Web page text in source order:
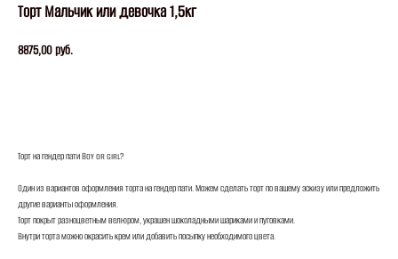
Торт Мальчик или девочка 1,5кг
8875,00 руб.
Торт на гендер пати Boy or girl?
Один из вариантов оформления торта на гендер пати. Можем сделать торт по вашему эскизу или предложить
другие варианты оформления.
Торт покрыт разноцветным велюром, украшен шоколадными шариками и пуговками.
Внутри торта можно окрасить крем или добавить посыпку необходимого цвета.